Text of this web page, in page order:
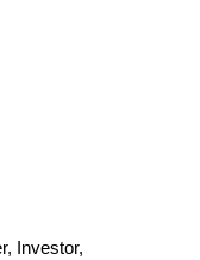
Investor,